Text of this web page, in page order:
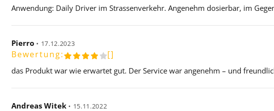
Anwendung: Daily Driver im Strassenverkehr. Angenehm dosierbar, im
Pierro • 17.12.2023
Bewertung: []
das Produkt war wie erwartet gut. Der Service war angenehm – und
Andreas Witek • 15.11.2022